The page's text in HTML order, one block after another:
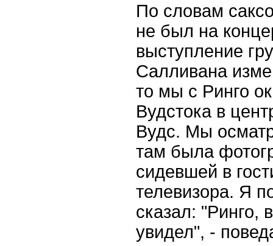
По словам
не был на
выступление
Салливана
то мы с Ринго
Вудстока в
Вудс. Мы
там была
сидевшей в
телевизора. Я
сказал: "Ринго,
увидел", -